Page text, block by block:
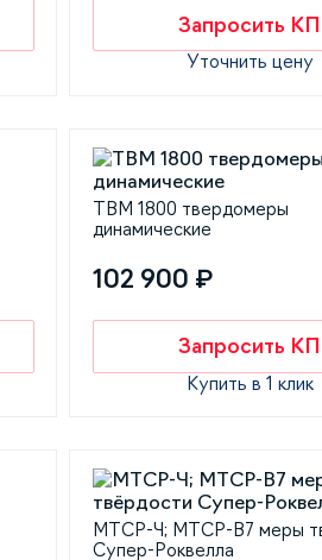
Запросить КП
Уточнить цену
ТВМ 1800 твердомеры
динамические
102 900 ₽
Запросить КП
Купить в 1 клик
МТСР-Ч; МТСР-В7 меры
Супер-Роквелла